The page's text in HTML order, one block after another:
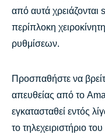
από αυτά
περίπλοκη
ρυθμίσεων.
Προσπαθήστε να
απευθείας από το
εγκατασταθεί εντός
το τηλεχειριστήριο